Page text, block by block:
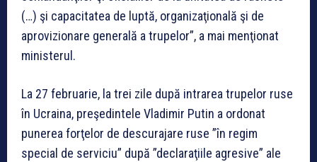
(…) şi capacitatea de luptă, organizaţională şi de
aprovizionare generală a trupelor”, a mai menţionat
ministerul.
La 27 februarie, la trei zile după intrarea trupelor ruse
în Ucraina, preşedintele Vladimir Putin a ordonat
punerea forţelor de descurajare ruse ”în regim
special de serviciu” după ”declaraţiile agresive” ale